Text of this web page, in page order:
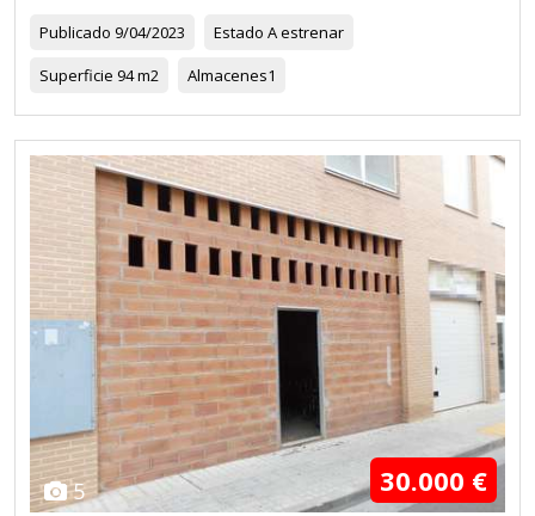
Publicado 9/04/2023 Estado A estrenar
Superficie 94 m2 Almacenes1
5 30.000 €